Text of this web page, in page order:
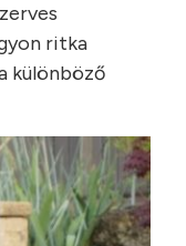
ritka
különböző